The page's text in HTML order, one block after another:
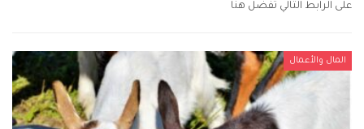
على الرابط التالي تفضل هنا
المال والأعمال